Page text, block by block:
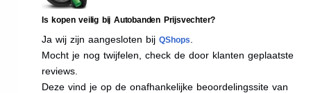
Is kopen veilig bij Autobanden Prijsvechter?
Ja wij zijn aangesloten bij QShops
Mocht je nog twijfelen, check de door klanten geplaatste
reviews.
Deze vind je op de onafhankelijke beoordelingssite van